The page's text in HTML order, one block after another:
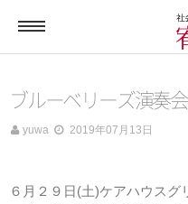
電話する
ホーム
ブルーベリーズ演奏会
yuwa 2019年07月13日
６月２９日(土)ケアハウスグ